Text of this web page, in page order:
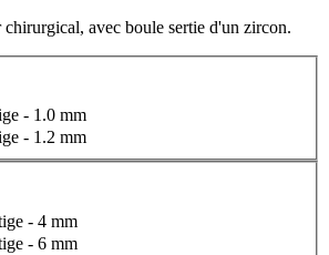
avec boule sertie d'un zircon.
- 1.0 mm
- 1.2 mm
- 4 mm
- 6 mm